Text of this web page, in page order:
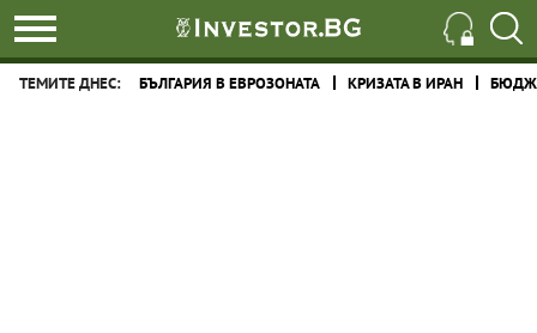
ТЕМИТЕ ДНЕС: БЪЛГАРИЯ В ЕВРОЗОНАТА КРИЗАТА В ИРАН